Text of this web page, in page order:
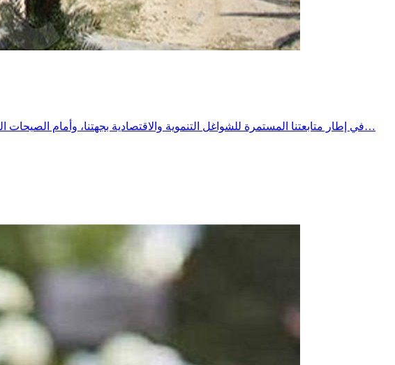
​​في إطار متابعتنا المستمرة للشواغل التنموية والاقتصادية بجهتنا، وأمام الصيحات المتكررة للمستثمرين وأبناء الجهة العاملين في قطاع السياحة والترفيه على الملك العمومي البحري، حان الوقت لنفتح بكل…